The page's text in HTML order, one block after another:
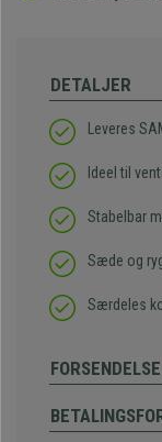
DETALJER
Leveres
Ideel til
Stabelbar
Sæde og
Særdeles